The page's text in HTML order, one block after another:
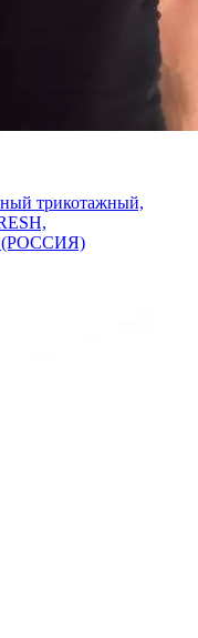
трикотажный,
(РОССИЯ)